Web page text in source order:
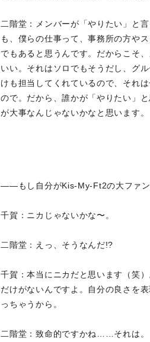
二階堂：メンバーが「やりたい」と
も、僕らの仕事って、事務所の方や
でもあると思うんです。だからこそ
いい。それはソロでもそうだし、グ
けも担当してくれているので、それ
ので。だから、誰かが「やりたい」
が大事なんじゃないかなと思います。
――もし自分がKis-My-Ft2の大ファン
千賀：ニカじゃないかな〜。
二階堂：えっ、そうなんだ!?
千賀：本当にニカだと思います（笑
だけがないんですよ。自分の良さを
っちゃうから。
二階堂：致命的ですかね……それは。